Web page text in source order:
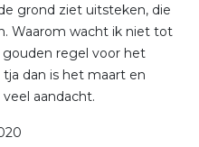
grond ziet uitsteken, die
Waarom wacht ik niet tot
gouden regel voor het
dan is het maart en
aandacht.